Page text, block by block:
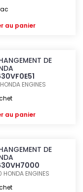
au panier
DE
HONDA ENGINES
au panier
DE
HONDA ENGINES